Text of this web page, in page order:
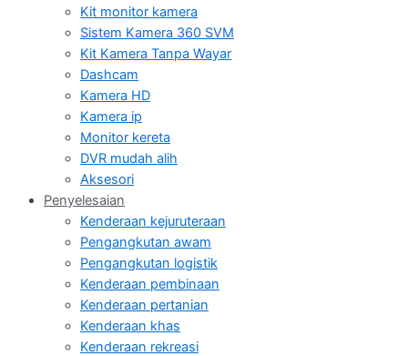
Kit monitor kamera
Sistem Kamera 360 SVM
Kit Kamera Tanpa Wayar
Dashcam
Kamera HD
Kamera ip
Monitor kereta
DVR mudah alih
Aksesori
Penyelesaian
Kenderaan kejuruteraan
Pengangkutan awam
Pengangkutan logistik
Kenderaan pembinaan
Kenderaan pertanian
Kenderaan khas
Kenderaan rekreasi